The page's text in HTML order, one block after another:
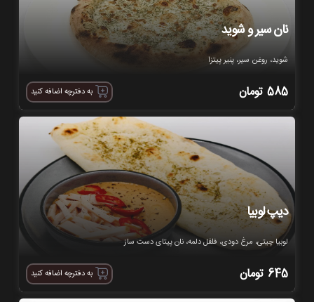
نان سیر و شوید
شوید، روغن سیر، پنیر پیتزا
585 تومان به دفترچه اضافه کنید
دیپ لوبیا
لوبیا چیتی، مرغ دودی، فلفل دلمه، نان پیتای دست ساز
645 تومان به دفترچه اضافه کنید